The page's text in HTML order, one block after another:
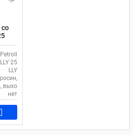
Petroll
LLY 25
LLY
бензин, масло
отверстие (излив), мм:
нет